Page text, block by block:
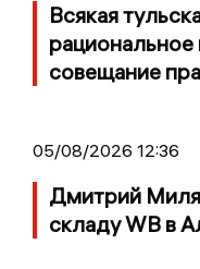
Всякая
совещание
05/08/2026 12:36
Дмитрий
складу WB в